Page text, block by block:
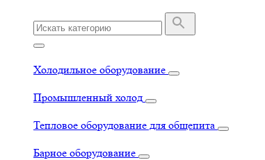
Холодильное оборудование
Промышленный холод
Тепловое оборудование для общепита
Барное оборудование